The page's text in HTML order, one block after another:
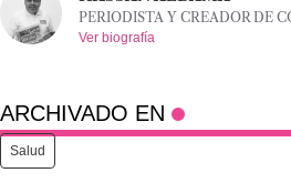
PERIODISTA Y CREADOR DE
Ver biografía
ARCHIVADO EN
Salud